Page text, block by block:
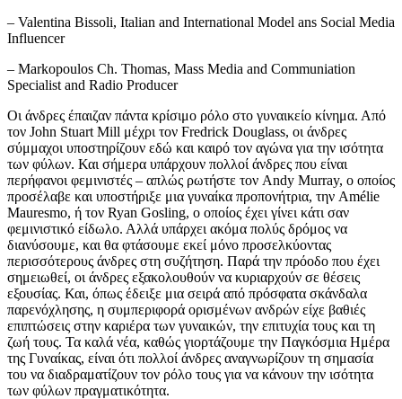
– Valentina Bissoli, Italian and International Model ans Social Media
Influencer
– Markopoulos Ch. Thomas, Mass Media and Communiation
Specialist and Radio Producer
Οι άνδρες έπαιζαν πάντα κρίσιμο ρόλο στο γυναικείο κίνημα. Από
τον John Stuart Mill μέχρι τον Fredrick Douglass, οι άνδρες
σύμμαχοι υποστηρίζουν εδώ και καιρό τον αγώνα για την ισότητα
των φύλων. Και σήμερα υπάρχουν πολλοί άνδρες που είναι
περήφανοι φεμινιστές – απλώς ρωτήστε τον Andy Murray, ο οποίος
προσέλαβε και υποστήριξε μια γυναίκα προπονήτρια, την Amélie
Mauresmo, ή τον Ryan Gosling, ο οποίος έχει γίνει κάτι σαν
φεμινιστικό είδωλο. Αλλά υπάρχει ακόμα πολύς δρόμος να
διανύσουμε, και θα φτάσουμε εκεί μόνο προσελκύοντας
περισσότερους άνδρες στη συζήτηση. Παρά την πρόοδο που έχει
σημειωθεί, οι άνδρες εξακολουθούν να κυριαρχούν σε θέσεις
εξουσίας. Και, όπως έδειξε μια σειρά από πρόσφατα σκάνδαλα
παρενόχλησης, η συμπεριφορά ορισμένων ανδρών είχε βαθιές
επιπτώσεις στην καριέρα των γυναικών, την επιτυχία τους και τη
ζωή τους. Τα καλά νέα, καθώς γιορτάζουμε την Παγκόσμια Ημέρα
της Γυναίκας, είναι ότι πολλοί άνδρες αναγνωρίζουν τη σημασία
του να διαδραματίζουν τον ρόλο τους για να κάνουν την ισότητα
των φύλων πραγματικότητα.